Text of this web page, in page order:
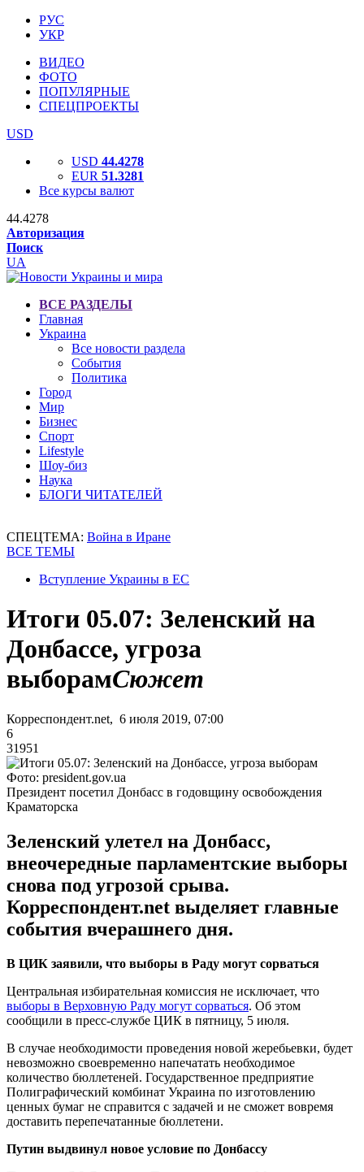
РУС
УКР
ВИДЕО
ФОТО
ПОПУЛЯРНЫЕ
СПЕЦПРОЕКТЫ
USD
USD 44.4278
EUR 51.3281
Все курсы валют
44.4278
Авторизация
Поиск
UA
ВСЕ РАЗДЕЛЫ
Главная
Украина
Все новости раздела
События
Политика
Город
Мир
Бизнес
Спорт
Lifestyle
Шоу-биз
Наука
БЛОГИ ЧИТАТЕЛЕЙ
СПЕЦТЕМА: Война в Иране
ВСЕ ТЕМЫ
Вступление Украины в ЕС
Итоги 05.07: Зеленский на
Донбассе, угроза
выборамСюжет
Корреспондент.net, 6 июля 2019, 07:00
6
31951
Фото: president.gov.ua
Президент посетил Донбасс в годовщину освобождения
Краматорска
Зеленский улетел на Донбасс,
внеочередные парламентские выборы
снова под угрозой срыва.
Корреспондент.net выделяет главные
события вчерашнего дня.
В ЦИК заявили, что выборы в Раду могут сорваться
Центральная избирательная комиссия не исключает, что
выборы в Верховную Раду могут сорваться. Об этом
сообщили в пресс-службе ЦИК в пятницу, 5 июля.
В случае необходимости проведения новой жеребьевки, будет
невозможно своевременно напечатать необходимое
количество бюллетеней. Государственное предприятие
Полиграфический комбинат Украина по изготовлению
ценных бумаг не справится с задачей и не сможет вовремя
доставить перепечатанные бюллетени.
Путин выдвинул новое условие по Донбассу